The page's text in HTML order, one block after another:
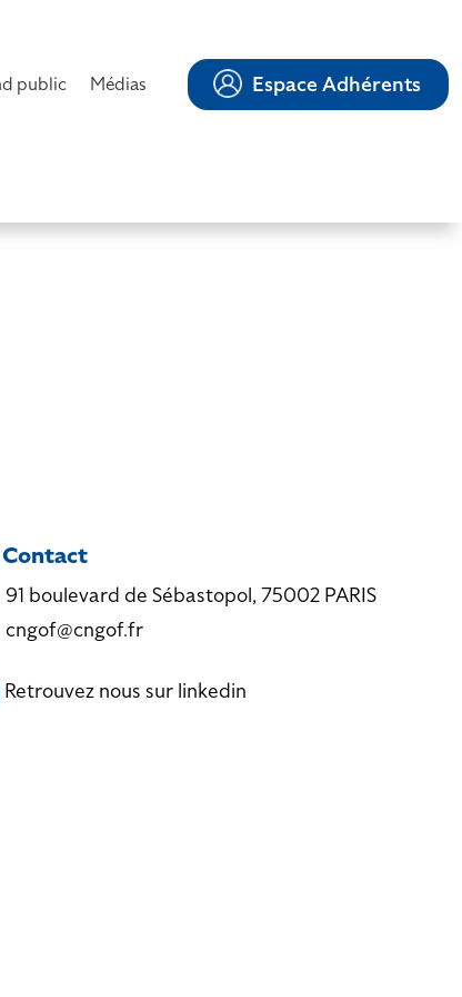
public Médias Espace Adhérents
91 boulevard de Sébastopol, 75002 PARIS
cngof@cngof.fr
Retrouvez nous sur linkedin